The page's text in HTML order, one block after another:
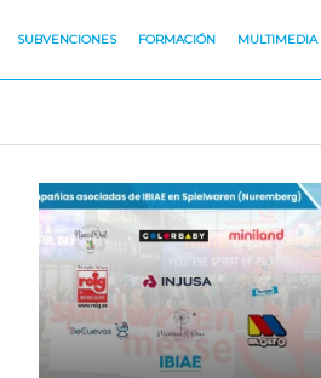
SUBVENCIONES FORMACIÓN MULTIMEDIA